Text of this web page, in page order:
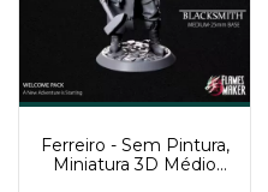
Ferreiro - Sem Pintura,
Miniatura 3D Médio